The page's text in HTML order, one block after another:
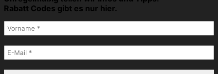
Rabatt Codes gibt es nur hier.